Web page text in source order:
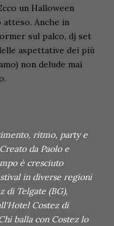
un Halloween
atteso. Anche in
sul palco, dj set
aspettative dei più
non delude mai
ritmo, party e
da Paolo e
è cresciuto
in diverse regioni
di Telgate (BG),
Costez di
balla con Costez lo